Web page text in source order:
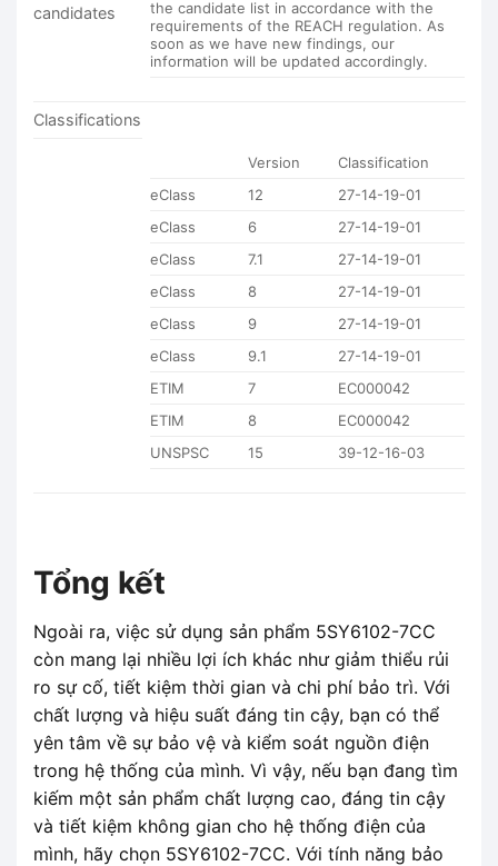
candidates
the candidate list in accordance with the
requirements of the REACH regulation. As
soon as we have new findings, our
information will be updated accordingly.
Classifications
Version
Classification
eClass
12
27-14-19-01
eClass
6
27-14-19-01
eClass
7.1
27-14-19-01
eClass
8
27-14-19-01
eClass
9
27-14-19-01
eClass
9.1
27-14-19-01
ETIM
7
EC000042
ETIM
8
EC000042
UNSPSC
15 39-12-16-03
Tổng kết
Ngoài ra, việc sử dụng sản phẩm 5SY6102-7CC
còn mang lại nhiều lợi ích khác như giảm thiểu rủi
ro sự cố, tiết kiệm thời gian và chi phí bảo trì. Với
chất lượng và hiệu suất đáng tin cậy, bạn có thể
yên tâm về sự bảo vệ và kiểm soát nguồn điện
trong hệ thống của mình. Vì vậy, nếu bạn đang tìm
kiếm một sản phẩm chất lượng cao, đáng tin cậy
và tiết kiệm không gian cho hệ thống điện của
mình, hãy chọn 5SY6102-7CC. Với tính năng bảo